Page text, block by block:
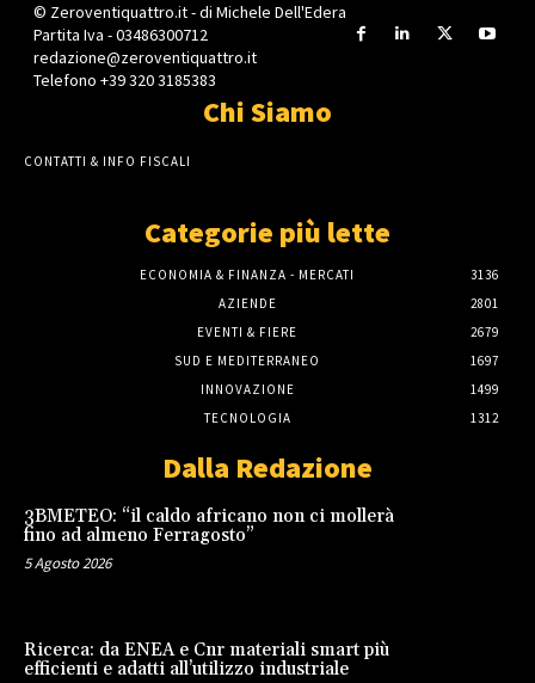
© Zeroventiquattro.it - di Michele Dell'Edera
Partita Iva - 03486300712
redazione@zeroventiquattro.it
Telefono +39 320 3185383
Chi Siamo
CONTATTI & INFO FISCALI
Categorie più lette
ECONOMIA & FINANZA - MERCATI
3136
AZIENDE
2801
EVENTI & FIERE
2679
SUD E MEDITERRANEO
1697
INNOVAZIONE
1499
TECNOLOGIA
1312
Dalla Redazione
3BMETEO: “il caldo africano non ci mollerà
fino ad almeno Ferragosto”
5 Agosto 2026
Ricerca: da ENEA e Cnr materiali smart più
efficienti e adatti all’utilizzo industriale